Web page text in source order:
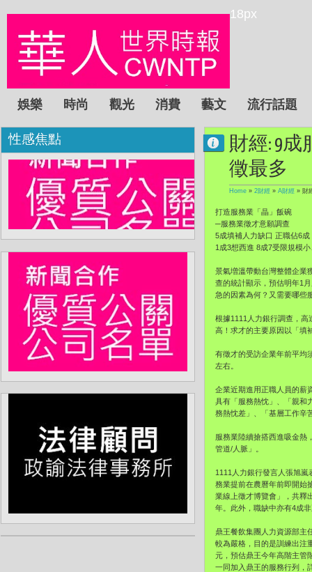
18px
娛樂 時尚 觀光 消費 藝文 流行話題
財經: 9
徵最多
Home » 2財經 » A財經 » 財
打造服務業「晶」飯碗
─服務業徵才意願調查
5成填補人力缺口 正職佔6成
1成3想西進 8成7受限規模
景氣増溫帶動台灣整體企業
查的統計顯示，預估明年1
急的因素為何？又需要哪些
根據1111人力銀行調查，
高！求才的主要原因以「填
有徵才的受訪企業年前平均
左右。
企業近期進用正職人員的薪
具有「服務熱忱」、「親和
務熱忱差」、「基層工作辛
服務業陸續搶搭西進吸金熱
管道/人脈」。
1111人力銀行發言人張旭
務業提前在農曆年前即開始
業線上徵才博覽會」，共釋
年。此外，職缺中亦有4成
鼎王餐飲集團人力資源部主
較為嚴格，目的是訓練出注
元，預估鼎王今年高階主管
一同加入鼎王的服務行列，
性感焦點